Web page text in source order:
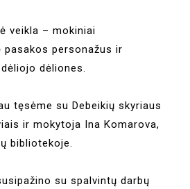
veikla – mokiniai
pasakos personažus ir
dėliones.
tęsėme su Debeikių skyriaus
ir mokytoja Ina Komarova,
bibliotekoje.
su spalvintų darbų